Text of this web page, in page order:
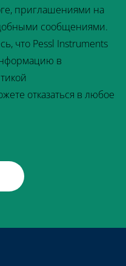
приглашениями на
сообщениями.
что Pessl Instruments
в
отказаться в любое